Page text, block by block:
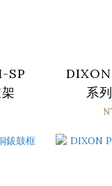
SP
系